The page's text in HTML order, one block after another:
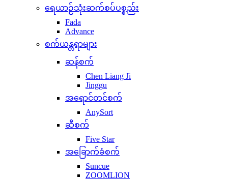
ရေယာဉ်သုံးဆက်စပ်ပစ္စည်း
Fada
Advance
စက်ယန္တရာများ
ဆန်စက်
Chen Liang Ji
Jinggu
အရောင်တင်စက်
AnySort
ဆီစက်
Five Star
အခြောက်ခံစက်
Suncue
ZOOMLION